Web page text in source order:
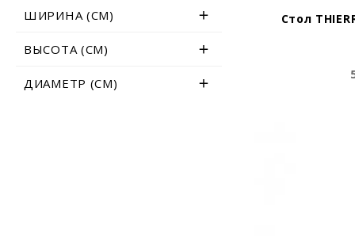
ШИРИНА (СМ)
ВЫСОТА (СМ)
ДИАМЕТР (СМ)
дымчатый
дымчатый/кристалл
зеленый
Стол